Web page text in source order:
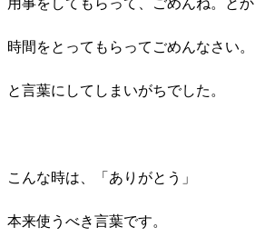
時間をとってもらってごめんなさい。
と言葉にしてしまいがちでした。
こんな時は、「ありがとう」
本来使うべき言葉です。